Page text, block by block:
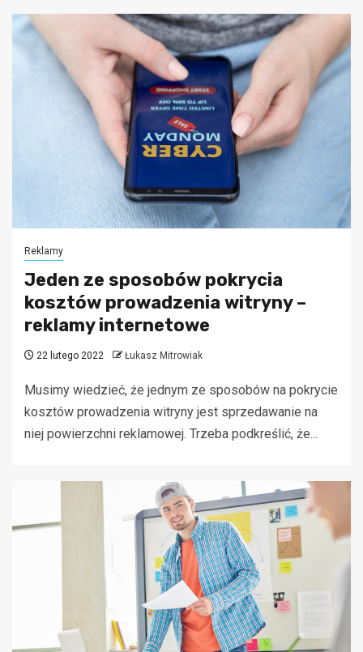
Reklamy
Jeden ze sposobów pokrycia
kosztów prowadzenia witryny –
reklamy internetowe
22 lutego 2022 Łukasz Mitrowiak
Musimy wiedzieć, że jednym ze sposobów na pokrycie
kosztów prowadzenia witryny jest sprzedawanie na
niej powierzchni reklamowej. Trzeba podkreślić, że...